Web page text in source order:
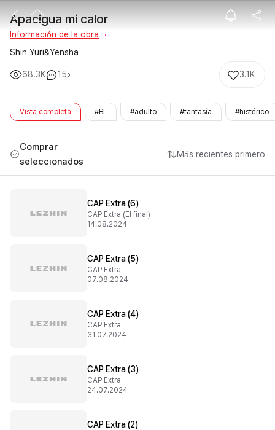
Apacigua mi
Apacigua mi calor
Información de la obra
Shin Yuri&Yensha
68.3K 15 3.1K
Vista completa #BL #adulto #fantasía #histórico
Comprar
seleccionados
Más recientes primero
CAP Extra (6)
CAP Extra (El final)
14.08.2024
CAP Extra (5)
CAP Extra
07.08.2024
CAP Extra (4)
CAP Extra
31.07.2024
CAP Extra (3)
CAP Extra
24.07.2024
CAP Extra (2)